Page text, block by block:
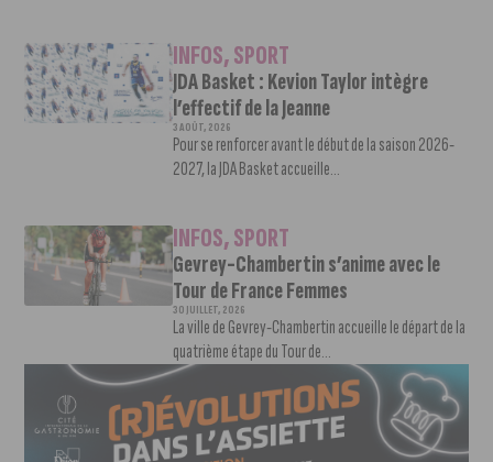
INFOS,SPORT
JDA Basket : Kevion Taylor intègre
l’effectif de la Jeanne
3 AOÛT, 2026
Pour se renforcer avant le début de la saison 2026-
2027, la JDA Basket accueille...
INFOS,SPORT
Gevrey-Chambertin s’anime avec le
Tour de France Femmes
30 JUILLET, 2026
La ville de Gevrey-Chambertin accueille le départ de la
quatrième étape du Tour de...